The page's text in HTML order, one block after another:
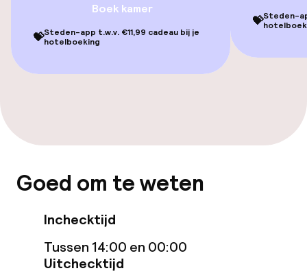
Spa behandelingen
Entertainment
Gratis wifi
Eet- en drinkgelegenheden
Restaurant
Boek kamer
💝Steden-app t.w.v. €11,99 cadeau bij je
hotelboeking
💝Steden-
Goed om te weten
Inchecktijd
Tussen 14:00 en 00:00
Uitchecktijd